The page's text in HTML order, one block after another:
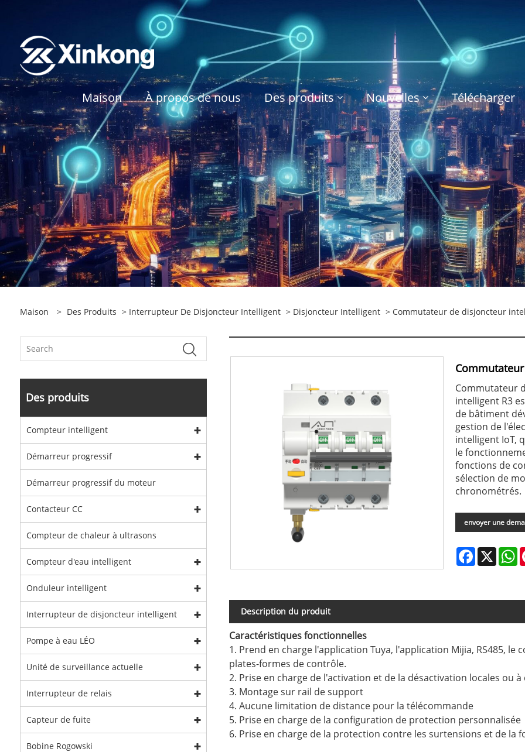
Maison À propos de nous Des produits Nouvelles Télécharger
Maison > Des Produits > Interrupteur De Disjoncteur Intelligent > Disjoncteur Intelligent > Commutateur de disjoncteur
Des produits
Compteur intelligent
Démarreur progressif
Démarreur progressif du moteur
Contacteur CC
Compteur de chaleur à ultrasons
Compteur d'eau intelligent
Onduleur intelligent
Interrupteur de disjoncteur intelligent
Pompe à eau LÉO
Unité de surveillance actuelle
Interrupteur de relais
Capteur de fuite
Bobine Rogowski
Commutateur
intelligent R3
de bâtiment
gestion de
intelligent IoT,
le
fonctions de
sélection de
chronométrés.
envoyer une
Facebook
X
Description du produit
Caractéristiques fonctionnelles
1. Prend en charge l'application Tuya, l'application Mijia, RS485,
plates-formes de contrôle.
2. Prise en charge de l'activation et de la désactivation locales ou à
3. Montage sur rail de support
4. Aucune limitation de distance pour la télécommande
5. Prise en charge de la configuration de protection personnalisée
6. Prise en charge de la protection contre les surtensions et de